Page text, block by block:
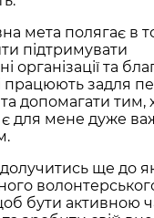
мета полягає в
підтримувати
організації та
працюють задля
допомагати тим,
є для мене дуже
долучитись ще до
бути активною